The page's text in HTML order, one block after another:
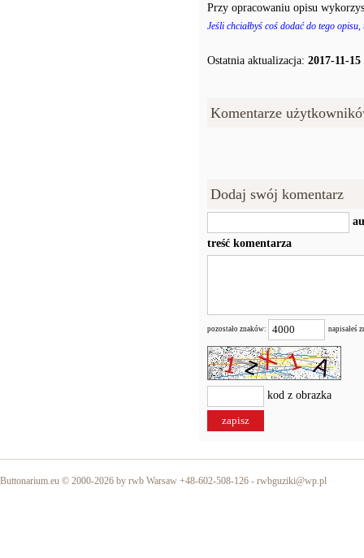
Przy opracowaniu opisu
Jeśli chciałbyś coś dodać do tego
Ostatnia aktualizacja: 2017-11-15
Komentarze
Dodaj swój komentarz
treść komentarza
pozostało znaków: napisałeś
kod z obrazka
Buttonarium.eu © 2000-2026 by rwb Warsaw +48-602-508-126 - rwbguziki@wp.pl